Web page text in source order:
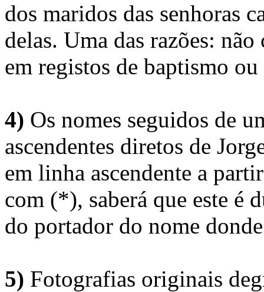
dos maridos das senhoras
delas. Uma das razões:
em registos de baptismo
4) Os nomes seguidos de
ascendentes diretos de
em linha ascendente a
com (*), saberá que este é
do portador do nome
5) Fotografias originais